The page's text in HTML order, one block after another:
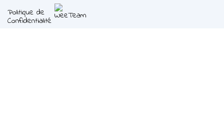
Politique de
Confidentialité